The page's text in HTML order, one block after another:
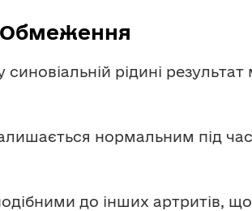
Обмеження
синовіальній рідині
нормальним під
до інших артритів,